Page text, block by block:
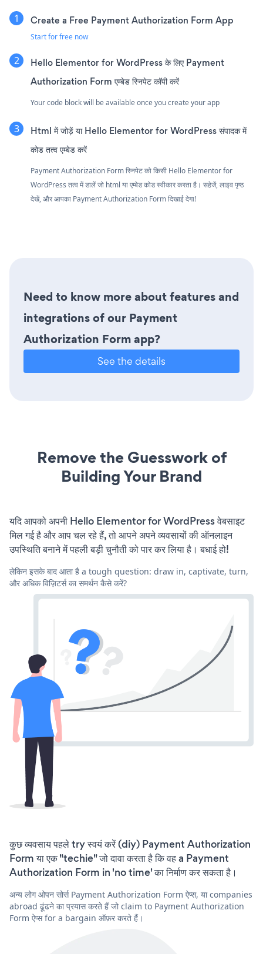
Create a Free Payment Authorization Form App
Start for free now
Hello Elementor for WordPress के लिए Payment
Authorization Form एम्बेड स्निपेट कॉपी करें
Your code block will be available once you create your app
Html में जोड़ें या Hello Elementor for WordPress संपादक में
कोड तत्व एम्बेड करें
Payment Authorization Form स्निपेट को किसी Hello Elementor for
WordPress तत्व में डालें जो html या एम्बेड कोड स्वीकार करता है। सहेजें, लाइव पृष्ठ
देखें, और आपका Payment Authorization Form दिखाई देगा!
Need to know more about features and
integrations of our Payment
Authorization Form app?
See the details
Remove the Guesswork of
Building Your Brand
यदि आपको अपनी Hello Elementor for WordPress वेबसाइट
मिल गई है और आप चल रहे हैं, तो आपने अपने व्यवसायों की ऑनलाइन
उपस्थिति बनाने में पहली बड़ी चुनौती को पार कर लिया है। बधाई हो!
लेकिन इसके बाद आता है a tough question: draw in, captivate, turn,
और अधिक विज़िटर्स का समर्थन कैसे करें?
कुछ व्यवसाय पहले try स्वयं करें (diy) Payment Authorization
Form या एक "techie" जो दावा करता है कि वह a Payment
Authorization Form in 'no time' का निर्माण कर सकता है।
अन्य लोग ओपन सोर्स Payment Authorization Form ऐप्स, या companies
abroad ढूंढने का प्रयास करते हैं जो claim to Payment Authorization
Form ऐप्स for a bargain ऑफ़र करते हैं।